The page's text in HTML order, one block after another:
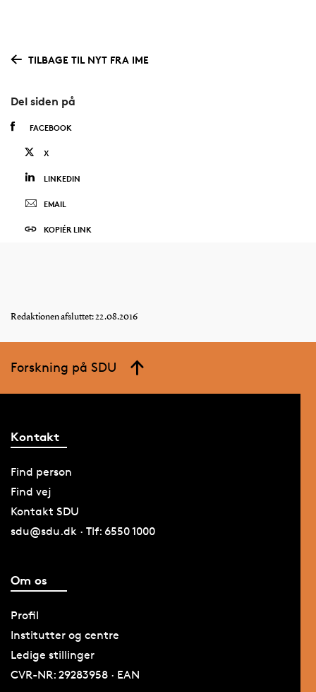
TILBAGE TIL NYT FRA IME
Del siden på
FACEBOOK
X
LINKEDIN
EMAIL
KOPIÉR LINK
Redaktionen afsluttet: 22.08.2016
Forskning på SDU
Kontakt
Find person
Find vej
Kontakt SDU
sdu@sdu.dk · Tlf: 6550 1000
Om os
Profil
Institutter og centre
Ledige stillinger
CVR-NR: 29283958 · EAN